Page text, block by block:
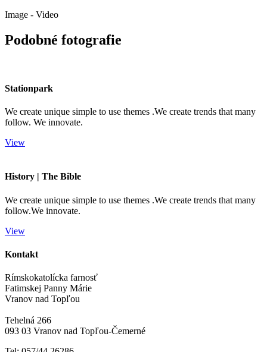
Image - Video
Podobné fotografie
Stationpark
We create unique simple to use themes .We create trends that many
follow. We innovate.
View
History | The Bible
We create unique simple to use themes .We create trends that many
follow.We innovate.
View
Kontakt
Rímskokatolícka farnosť
Fatimskej Panny Márie
Vranov nad Topľou
Tehelná 266
093 03 Vranov nad Topľou-Čemerné